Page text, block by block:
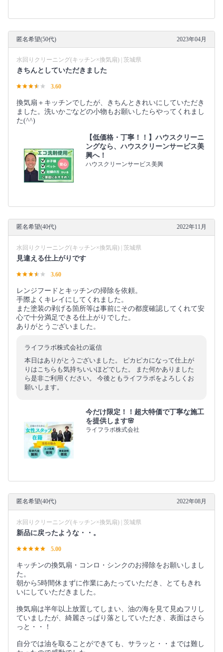
匿名希望(50代) 2023年04月
水回りクリーニング(キッチン×換気扇) | 茨城県
きちんとしていただきました
3.60
換気扇＋キッチンでしたが、きちんときれいにしていただき
ました。洗いかごなどの小物もお願いしたらやってくれまし
た(⁠^⁠^⁠)
【低価格・丁寧！！】ハウスクリーニ
ングなら、ハウスクリーンサービス美
興へ！
ハウスクリーンサービス美興
匿名希望(40代) 2022年11月
水回りクリーニング(キッチン×換気扇) | 茨城県
見違える仕上がりです
3.60
レンジフードとキッチンの掃除を依頼。
手際よくキレイにしてくれました。
また塗装の剥げる箇所等は事前にその都度確認してくれて安
心で十分満足できる仕上がりでした。
ありがとうございました。
ライフラボ株式会社の返信
本日はありがとうございました。 ピカピカになって仕上が
りはこちらも気持ちいいほどでした。 また何かありました
ら是非ご利用ください。 今後ともライフラボをよろしくお
願いします。
今だけ限定！！超大特価で丁寧な施工
を提供します🌸
ライフラボ株式会社
匿名希望(40代) 2022年08月
水回りクリーニング(キッチン×換気扇) | 茨城県
新品に戻ったような・・。
5.00
キッチンの換気扇・コンロ・シンクのお掃除をお願いしまし
た。
朝から5時間休まずに作業にあたっていただき、とてもきれ
いにしていただきました。
換気扇は半年以上放置してしまい、油の海を見て見ぬフリし
ていましたが、綺麗さっぱり落としていただき、表面はさら
っと・・！
自分では油を取ることができても、サラッと・・までは難し